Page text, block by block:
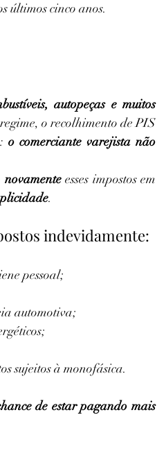
últimos cinco anos.
autopeças e muitos
regime, o recolhimento de PIS
o comerciante varejista não
novamente esses impostos em
.
indevidamente:
pessoal;
automotiva;
sujeitos à monofásica.
de estar pagando mais